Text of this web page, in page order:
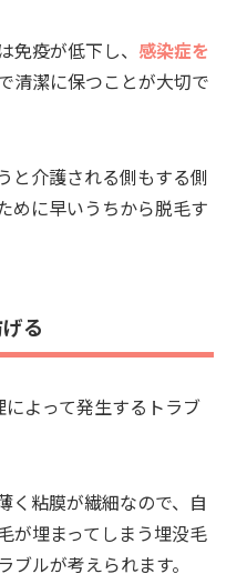
疫が低下し、 感染症を
清潔に保つことが大切で
と介護される側もする側
めに早いうちから脱毛す
る
よって発生するトラブ
く粘膜が繊細なので、自
が埋まってしまう埋没毛
ルが考えられます。